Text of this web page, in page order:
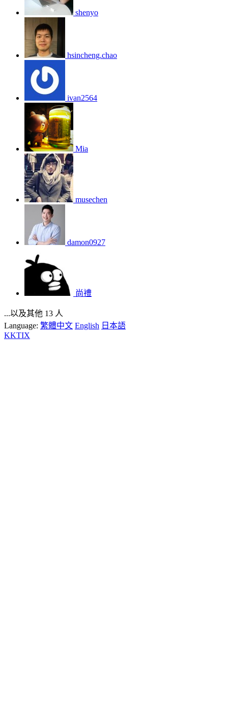
shenyo
hsincheng.chao
ivan2564
Mia
musechen
damon0927
尚禮
...以及其他 13 人
Language: 繁體中文 English 日本語
KKTIX